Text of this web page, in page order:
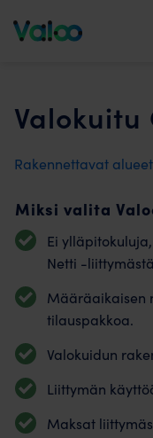
Valokuitu
Rakennettavat alueet
Miksi valita
Ei
Netti -
Määräaikaisen
tilauspakkoa.
Valokuidun
Liittymän
Maksat